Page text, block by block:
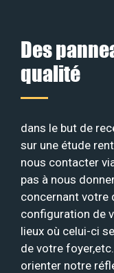
Des
qualité
dans le but de
sur une étude
nous contacter
pas à nous
concernant votre
configuration de
lieux où celui-ci
de votre
orienter notre